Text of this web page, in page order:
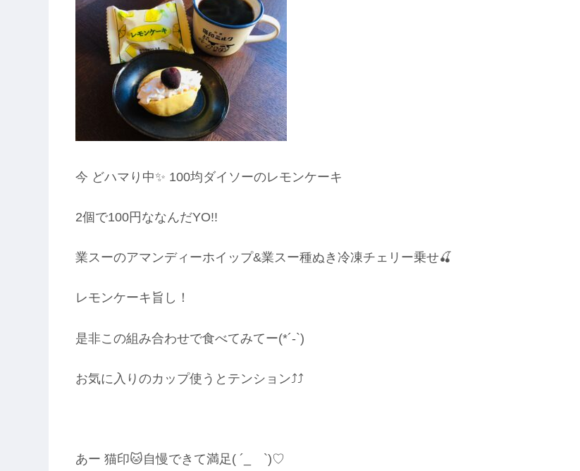
今 どハマり中✨ 100均ダイソーのレモンケーキ
2個で100円ななんだYO!!
業スーのアマンディーホイップ&業スー種ぬき冷凍チェリー乗せ🍒
レモンケーキ旨し！
是非この組み合わせで食べてみてー(*´-`)
お気に入りのカップ使うとテンション⤴︎⤴︎
あー 猫印🐱自慢できて満足( ´_ゝ`)♡